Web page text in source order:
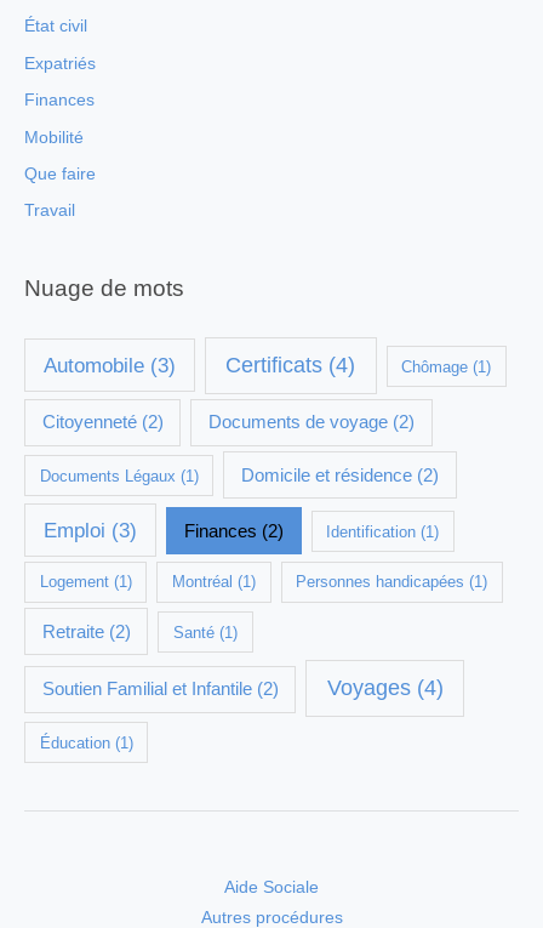
État civil
Expatriés
Finances
Mobilité
Que faire
Travail
Nuage de mots
Automobile (3) Certificats (4) Chômage (1)
Citoyenneté(2) Documents de voyage (2)
Documents Légaux (1) Domicile et résidence (2)
Emploi (3) Finances (2) Identification (1)
Logement(1) Montréal (1) Personnes handicapées (1)
Retraite(2) Santé (1)
Soutien Familial et Infantile(2) Voyages(4)
Éducation(1)
Aide Sociale
Autres procédures